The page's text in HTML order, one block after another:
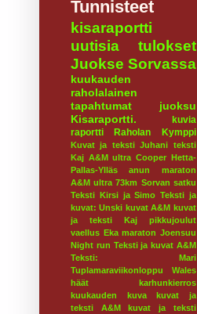
Tunnisteet
kisaraportti
uutisia
tulokset
Juokse Sorvassa
kuukauden
raholalainen
tapahtumat
juoksu
Kisaraportti.
kuvia
raportti
Raholan Kymppi
Kuvat ja teksti Juhani teksti
Kaj A&M ultra Cooper Hetta-
Pallas-Ylläs
anun maraton
A&M ultra 73km Sorvan satku
Teksti Kirsi ja Simo Teksti ja
kuvat: Unski kuvat A&M kuvat
ja teksti Kaj
pikkujoulut
vaellus Eka maraton Joensuu
Night run Teksti ja kuvat A&M
Teksti: Mari
Tuplamaraviikonloppu
Wales
häät
karhunkierros
kuukauden kuva
kuvat ja
teksti A&M
kuvat ja teksti